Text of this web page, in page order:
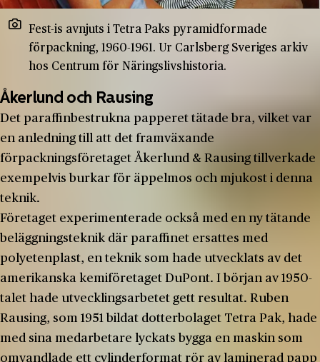
Fest-is avnjuts i Tetra Paks pyramidformade
förpackning, 1960-1961. Ur Carlsberg Sveriges arkiv
hos Centrum för Näringslivshistoria.
Åkerlund och Rausing
Det paraffinbestrukna papperet tätade bra, vilket var
en anledning till att det framväxande
förpackningsföretaget Åkerlund & Rausing tillverkade
exempelvis burkar för äppelmos och mjukost i denna
teknik.
Företaget experimenterade också med en ny tätande
beläggningsteknik där paraffinet ersattes med
polyetenplast, en teknik som hade utvecklats av det
amerikanska kemiföretaget DuPont. I början av 1950-
talet hade utvecklingsarbetet gett resultat. Ruben
Rausing, som 1951 bildat dotterbolaget Tetra Pak, hade
med sina medarbetare lyckats bygga en maskin som
omvandlade ett cylinderformat rör av laminerad papp